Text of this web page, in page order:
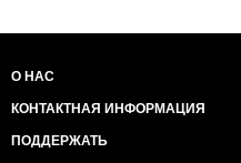
О НАС
КОНТАКТНАЯ ИНФОРМАЦИЯ
ПОДДЕРЖАТЬ